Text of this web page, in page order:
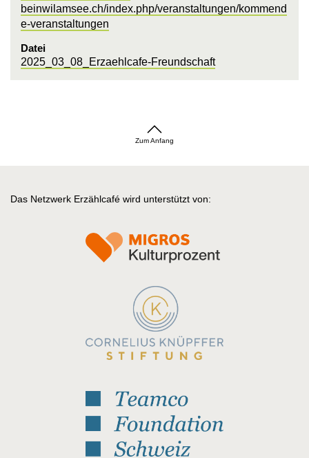
beinwilamsee.ch/index.php/veranstaltungen/kommend
e-veranstaltungen
Datei
2025_03_08_Erzaehlcafe-Freundschaft
Zum Anfang
Das Netzwerk Erzählcafé wird unterstützt von: